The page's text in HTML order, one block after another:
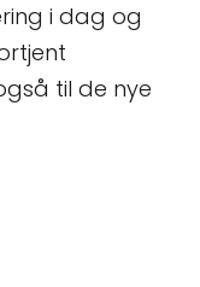
i dag og
til de nye